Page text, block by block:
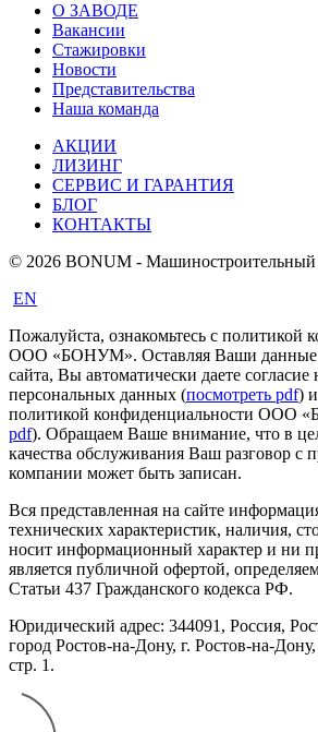
О ЗАВОДЕ
Вакансии
Стажировки
Новости
Представительства
Наша команда
АКЦИИ
ЛИЗИНГ
СЕРВИС И ГАРАНТИЯ
БЛОГ
КОНТАКТЫ
© 2026 BONUM - Машиностроительный
EN
Пожалуйста, ознакомьтесь с политикой
ООО «БОНУМ». Оставляя Ваши данные
сайта, Вы автоматически даете согласие
персональных данных (посмотреть pdf)
политикой конфиденциальности ООО
pdf). Обращаем Ваше внимание, что в
качества обслуживания Ваш разговор с
компании может быть записан.
Вся представленная на сайте
технических характеристик, наличия,
носит информационный характер и ни
является публичной офертой,
Статьи 437 Гражданского кодекса РФ.
Юридический адрес: 344091, Россия,
город Ростов-на-Дону, г. Ростов-на-
стр. 1.